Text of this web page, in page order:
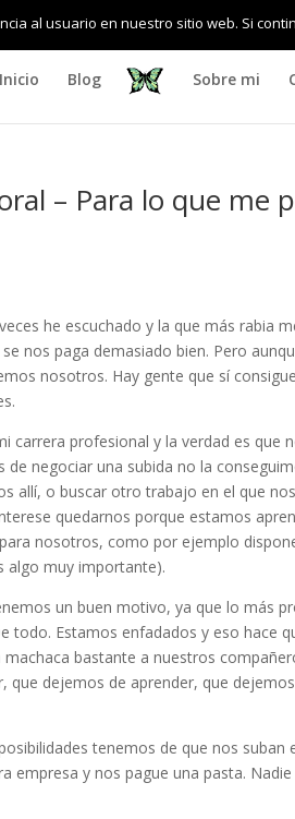
Inicio Blog Sobre mi
– Para lo que me
he escuchado y la que más rabia
nos paga demasiado bien. Pero
nosotros. Hay gente que sí
profesional y la verdad es que
negociar una subida no la
allí, o buscar otro trabajo en el que
quedarnos porque estamos
nosotros, como por ejemplo
algo muy importante).
un buen motivo, ya que lo más
todo. Estamos enfadados y eso hace
bastante a nuestros
dejemos de aprender, que
tenemos de que nos suban
y nos pague una pasta.
al usuario en nuestro sitio web. Si